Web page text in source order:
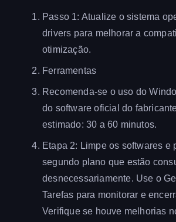
Passo 1: Atualize o sistema
drivers para melhorar a
otimização.
Ferramentas
Recomenda-se o uso do
do software oficial do
estimado: 30 a 60 minutos.
Etapa 2: Limpe os softwares e
segundo plano que estão
desnecessariamente. Use o
Tarefas para monitorar e
Verifique se houve melhorias